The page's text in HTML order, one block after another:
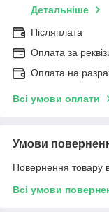
Детальніше
Післяплата
Оплата за
Оплата на
Всі умови оплати
Умови
Повернення товару
Всі умови